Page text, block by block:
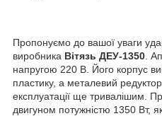
Пропонуємо до вашої уваги
виробника Вітязь ДЕУ-1350 .
напругою 220 В. Його корпус
пластику, а металевий
експлуатації ще тривалішим.
двигуном потужністю 1350 Вт,